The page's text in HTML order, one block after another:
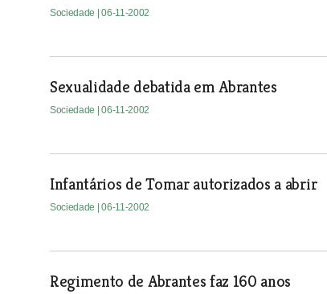
Sociedade | 06-11-2002
Sexualidade debatida em Abrantes
Sociedade | 06-11-2002
Infantários de Tomar autorizados a abrir
Sociedade | 06-11-2002
Regimento de Abrantes faz 160 anos